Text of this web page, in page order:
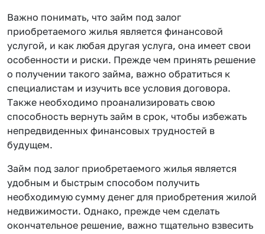
Важно понимать, что займ под залог
приобретаемого жилья является финансовой
услугой, и как любая другая услуга, она имеет свои
особенности и риски. Прежде чем принять решение
о получении такого займа, важно обратиться к
специалистам и изучить все условия договора.
Также необходимо проанализировать свою
способность вернуть займ в срок, чтобы избежать
непредвиденных финансовых трудностей в
будущем.
Займ под залог приобретаемого жилья является
удобным и быстрым способом получить
необходимую сумму денег для приобретения жилой
недвижимости. Однако, прежде чем сделать
окончательное решение, важно тщательно взвесить